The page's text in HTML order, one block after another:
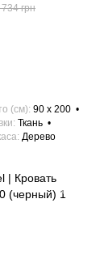
грн
(см) 90 x 200
Ткань
Дерево